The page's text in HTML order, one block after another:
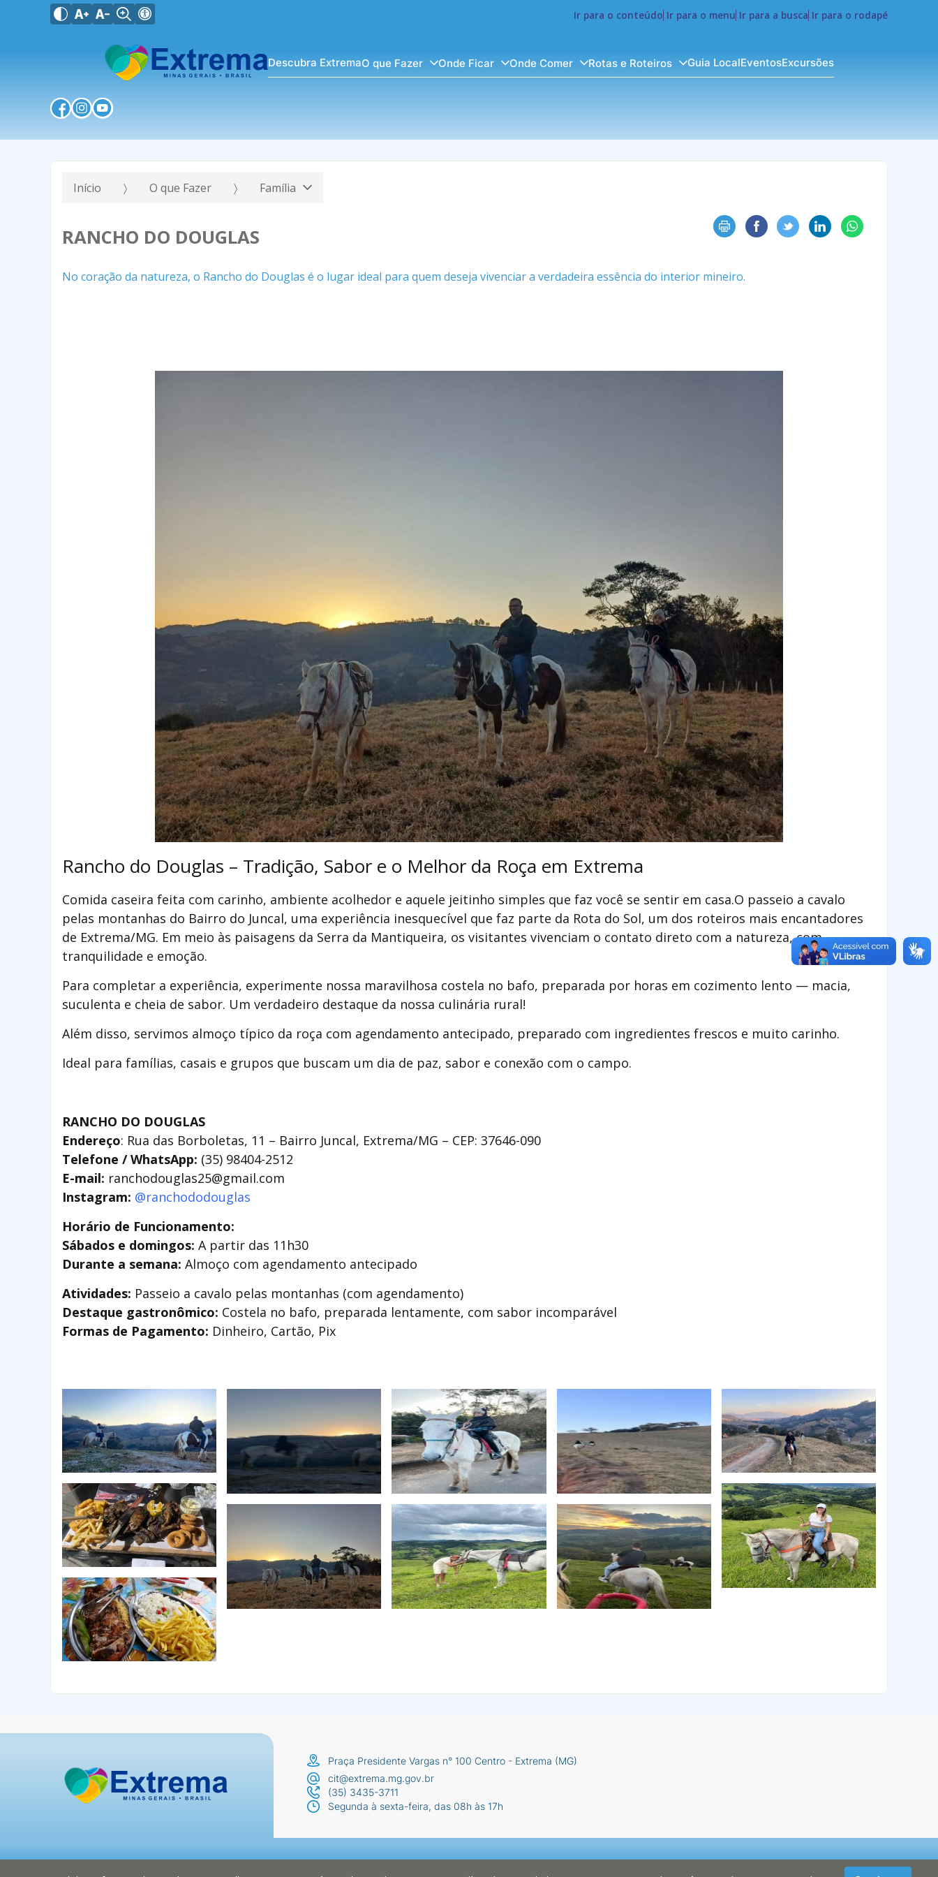
Ir para o conteúdo Ir para o menu Ir para a busca Ir para o rodapé
Descubra ExtremaO que Fazer Onde Ficar Onde Comer Rotas e Roteiros Guia LocalEventosExcursões
Início O que Fazer Família
RANCHO DO DOUGLAS
No coração da natureza, o Rancho do Douglas é o lugar ideal para quem deseja vivenciar a verdadeira essência do interior mineiro.
Rancho do Douglas – Tradição, Sabor e o Melhor da Roça em Extrema
Comida caseira feita com carinho, ambiente acolhedor e aquele jeitinho simples que faz você se sentir em casa.O passeio a cavalo
pelas montanhas do Bairro do Juncal, uma experiência inesquecível que faz parte da Rota do Sol, um dos roteiros mais encantadores
de Extrema/MG. Em meio às paisagens da Serra da Mantiqueira, os visitantes vivenciam o contato direto com a natureza, com
tranquilidade e emoção.
Para completar a experiência, experimente nossa maravilhosa costela no bafo, preparada por horas em cozimento lento — macia,
suculenta e cheia de sabor. Um verdadeiro destaque da nossa culinária rural!
Além disso, servimos almoço típico da roça com agendamento antecipado, preparado com ingredientes frescos e muito carinho.
Ideal para famílias, casais e grupos que buscam um dia de paz, sabor e conexão com o campo.
RANCHO DO DOUGLAS
Endereço: Rua das Borboletas, 11 – Bairro Juncal, Extrema/MG – CEP: 37646-090
Telefone / WhatsApp: (35) 98404-2512
E-mail: ranchodouglas25@gmail.com
Instagram: @ranchododouglas
Horário de Funcionamento:
Sábados e domingos: A partir das 11h30
Durante a semana: Almoço com agendamento antecipado
Atividades: Passeio a cavalo pelas montanhas (com agendamento)
Destaque gastronômico: Costela no bafo, preparada lentamente, com sabor incomparável
Formas de Pagamento: Dinheiro, Cartão, Pix
Praça Presidente Vargas n° 100 Centro - Extrema (MG)
cit@extrema.mg.gov.br
(35) 3435-3711
Segunda à sexta-feira, das 08h às 17h